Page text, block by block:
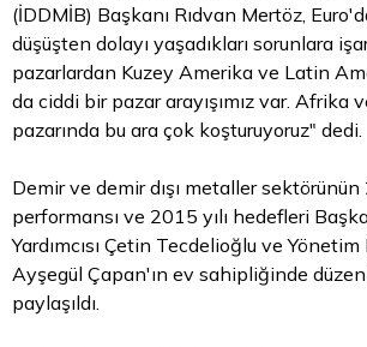
(İDDMİB) Başkanı Rıdvan Mertöz,
düşüşten dolayı yaşadıkları sorunlara
pazarlardan Kuzey Amerika ve Latin
da ciddi bir pazar arayışımız var. Afrika
pazarında bu ara çok koşturuyoruz" dedi.
Demir ve demir dışı metaller sektörünün
performansı ve 2015 yılı hedefleri
Yardımcısı Çetin Tecdelioğlu ve Yönetim
Ayşegül Çapan'ın ev sahipliğinde
paylaşıldı.